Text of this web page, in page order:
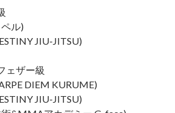
ル)
JIU-JITSU)
ェザー級
DIEM KURUME)
JIU-JITSU)